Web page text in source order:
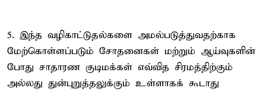
5. இந்த வழிகாட்டுதல்களை அமல்படுத்துவதற்காக
மேற்கொள்ளப்படும் சோதனைகள் மற்றும் ஆய்வுகளின்
போது சாதாரண குடிமக்கள் எவ்வித சிரமத்திற்கும்
அல்லது துன்புறுத்தலுக்கும் உள்ளாகக் கூடாது